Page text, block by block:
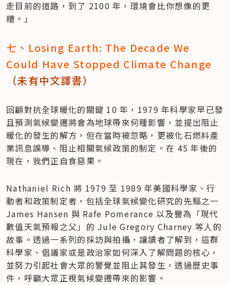
走目前的道路，到了 2100 年，環境會比你想像的更
糟。」
七、Losing Earth: The Decade We
（未有中文譯書）
回顧對抗全球暖化的關鍵 10 年，1979 年科學家早已發
且預測氣候變遷將會為地球帶來何種影響，並提出阻止
暖化的發生的解方，但在當時被忽略，更被化石燃料產
業訊息誤導、阻止相關氣候政策的制定。在 45 年後的
現在，我們正自食惡果。
Nathaniel Rich 將 1979 至 1989 年美國科學家、行
動者和政策制定者，包括全球氣候變化研究的先驅之一
James Hansen 與 Rafe Pomerance 以及譽為「現代
數值天氣預報之父」的 Jule Gregory Charney 等人的
故事。透過一系列的採訪與拍攝，讓讀者了解到，這群
科學家、倡議家或是政治家如何深入了解問題的核心，
並努力引起社會大眾的警覺並阻止其發生，透過歷史事
件，呼籲大眾正視氣候變遷帶來的影響。